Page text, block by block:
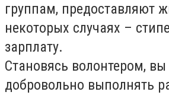
группам, предоставляют
некоторых случаях –
зарплату.
Становясь волонтером,
добровольно выполнять